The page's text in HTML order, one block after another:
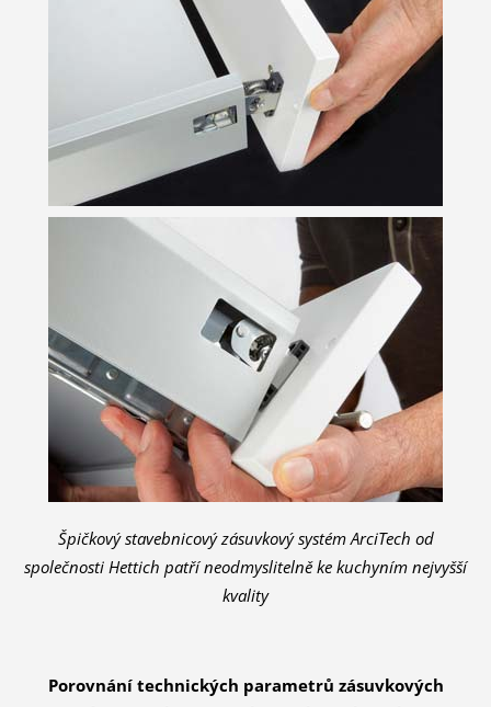
Špičkový stavebnicový zásuvkový systém ArciTech od
společnosti Hettich patří neodmyslitelně ke kuchyním nejvyšší
kvality
Porovnání technických parametrů zásuvkových